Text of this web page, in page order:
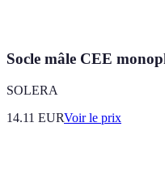
Socle mâle CEE
SOLERA
14.11 EURVoir le prix